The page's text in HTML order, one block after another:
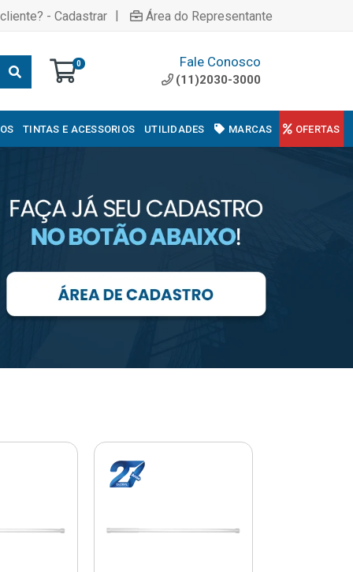
- Cadastrar | Área do Representante
0 Fale Conosco
(11)2030-3000
TINTAS E ACESSORIOS UTILIDADES MARCAS OFERTAS